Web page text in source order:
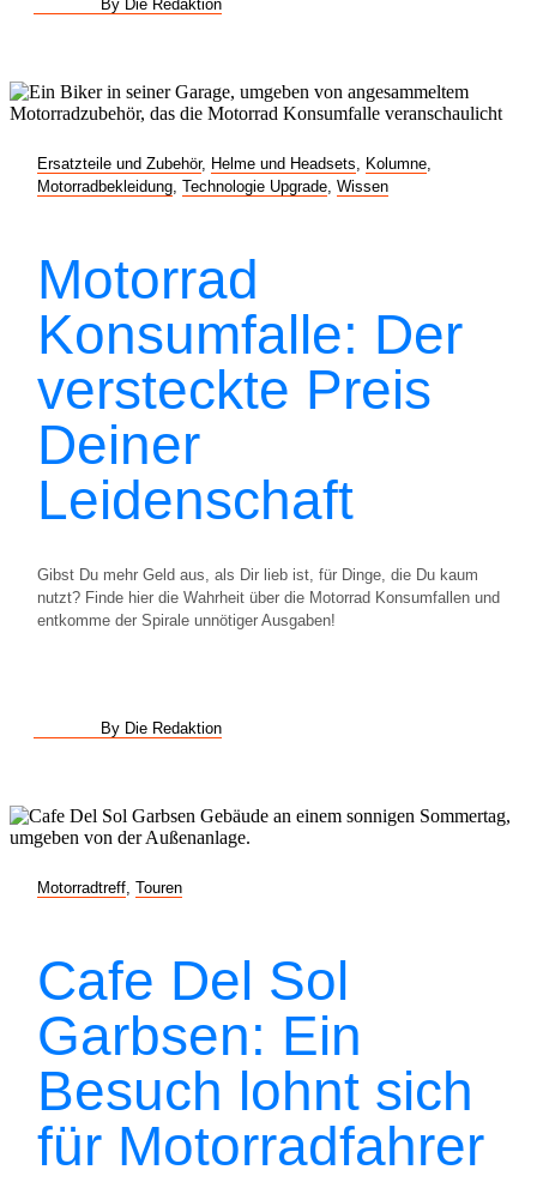
By Die Redaktion
Ersatzteile und Zubehör, Helme und Headsets Kolumne
Motorradbekleidung Technologie Upgrade Wissen
Motorrad
Konsumfalle: Der
versteckte Preis
Deiner
Leidenschaft
Gibst Du mehr Geld aus, als Dir lieb ist, für Dinge, die Du kaum
nutzt? Finde hier die Wahrheit über die Motorrad Konsumfallen und
entkomme der Spirale unnötiger Ausgaben!
By Die Redaktion
Motorradtreff Touren
Cafe Del Sol
Garbsen: Ein
Besuch lohnt sich
für Motorradfahrer